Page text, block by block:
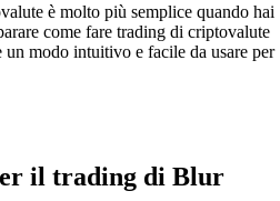
è molto più semplice quando hai
come fare trading di criptovalute
modo intuitivo e facile da usare per
il trading di Blur